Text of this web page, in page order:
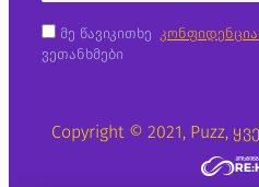
მე წავიკითხე
ვეთანხმები
Copyright © 2021, Puzz,